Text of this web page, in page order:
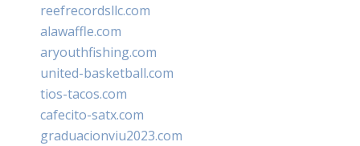
reefrecordsllc.com
alawaffle.com
aryouthfishing.com
united-basketball.com
tios-tacos.com
cafecito-satx.com
graduacionviu2023.com